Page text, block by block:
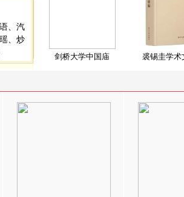
汽
炒
剑桥大学中国庙 裘锡圭学术